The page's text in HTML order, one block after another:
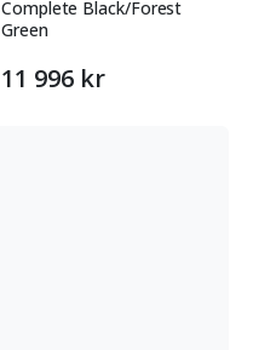
Complete Black/Forest
Green
11 996 kr